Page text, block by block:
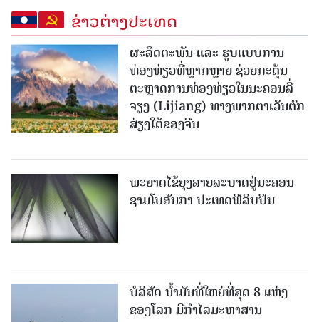
ຂ່າວຕ່າງປະເທດ
ຜະລິດຕະພັນ ແລະ ຮູບແບບການ
ທ່ອງທ່ຽວທີ່ຫຼາກຫຼາຍ ຊ່ວຍກະຕຸ້ນ
ຕະຫຼາດການທ່ອງທ່ຽວໃນນະຄອນລີ່
ຈຽງ (Lijiang) ທາງພາກຕາເວັນຕົກ
ສ່ຽງໃຕ້ຂອງຈີນ
ພະຍາດໄຂ້ຍຸງລາຍລະບາດຢູ່ນະຄອນ
ຊາມໂບ​ອັນກາ ປະເທດຟີລິບປິນ
ບໍລິສັດ ນ້ຳມັນທີ່ໃຫຍ່ທີ່ສຸດ 8 ແຫ່ງ
ຂອງໂລກ ມີກຳໄລມະຫາສານ